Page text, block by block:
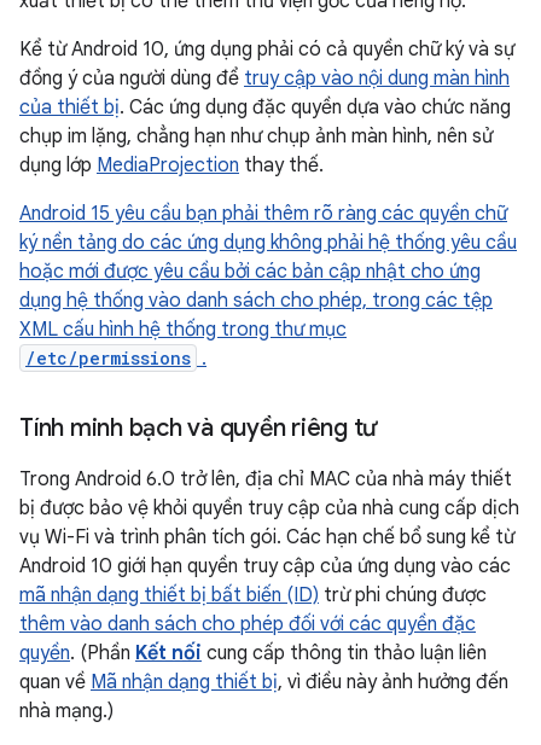
Kể từ Android 10, ứng dụng phải có cả quyền chữ ký và sự
đồng ý của người dùng để truy cập vào nội dung màn hình
của thiết bị. Các ứng dụng đặc quyền dựa vào chức năng
chụp im lặng, chẳng hạn như chụp ảnh màn hình, nên sử
dụng lớp MediaProjection thay thế.
Android 15 yêu cầu bạn phải thêm rõ ràng các quyền chữ
ký nền tảng do các ứng dụng không phải hệ thống yêu cầu
hoặc mới được yêu cầu bởi các bản cập nhật cho ứng
dụng hệ thống vào danh sách cho phép, trong các tệp
XML cấu hình hệ thống trong thư mục
/etc/permissions .
Tính minh bạch và quyền riêng tư
Trong Android 6.0 trở lên, địa chỉ MAC của nhà máy thiết
bị được bảo vệ khỏi quyền truy cập của nhà cung cấp dịch
vụ Wi-Fi và trình phân tích gói. Các hạn chế bổ sung kể từ
Android 10 giới hạn quyền truy cập của ứng dụng vào các
mã nhận dạng thiết bị bất biến (ID) trừ phi chúng được
thêm vào danh sách cho phép đối với các quyền đặc
quyền. (Phần Kết nối cung cấp thông tin thảo luận liên
quan về Mã nhận dạng thiết bị, vì điều này ảnh hưởng đến
nhà mạng.)